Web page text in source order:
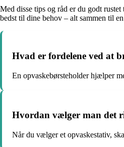
Med disse tips og råd er du godt
bedst til dine behov – alt sammen til
Hvad er fordelene ved at
En opvaskebørsteholder hjælper
Hvordan vælger man det
Når du vælger et opvaskestativ,